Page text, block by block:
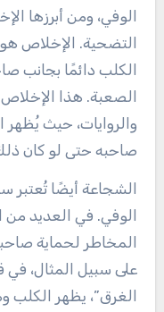
الوفي، ومن أبرزها
التضحية. الإخلاص
الكلب دائمًا بجانب
الصعبة. هذا
والروايات، حيث
صاحبه حتى لو كان
الشجاعة أيضًا تُعتبر
الوفي. في العديد من
المخاطر لحماية
على سبيل المثال،
الغرق”، يظهر الكلب